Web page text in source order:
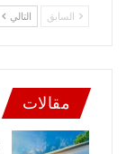
السابق التالي
مقالات